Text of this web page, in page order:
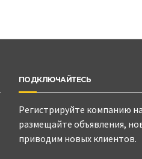
ПОДКЛЮЧАЙТЕСЬ
Регистрируйте компанию
размещайте объявления,
приводим новых клиентов.